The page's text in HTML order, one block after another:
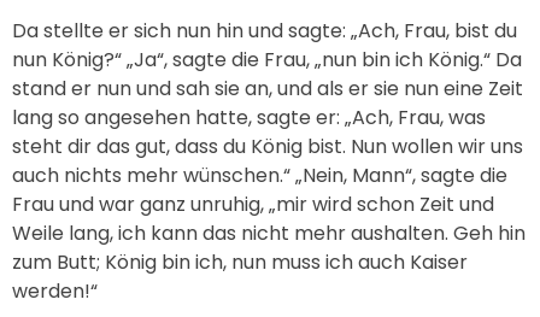
Da stellte er sich nun hin und sagte: „Ach, Frau, bist du
nun König?“ „Ja“, sagte die Frau, „nun bin ich König.“ Da
stand er nun und sah sie an, und als er sie nun eine Zeit
lang so angesehen hatte, sagte er: „Ach, Frau, was
steht dir das gut, dass du König bist. Nun wollen wir uns
auch nichts mehr wünschen.“ „Nein, Mann“, sagte die
Frau und war ganz unruhig, „mir wird schon Zeit und
Weile lang, ich kann das nicht mehr aushalten. Geh hin
zum Butt; König bin ich, nun muss ich auch Kaiser
werden!“